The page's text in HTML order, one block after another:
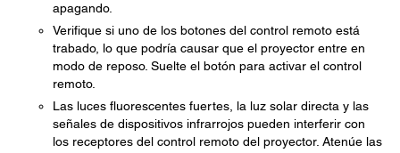
apagando.
Verifique si uno de los botones del control remoto está
trabado, lo que podría causar que el proyector entre en
modo de reposo. Suelte el botón para activar el control
remoto.
Las luces fluorescentes fuertes, la luz solar directa y las
señales de dispositivos infrarrojos pueden interferir con
los receptores del control remoto del proyector. Atenúe las